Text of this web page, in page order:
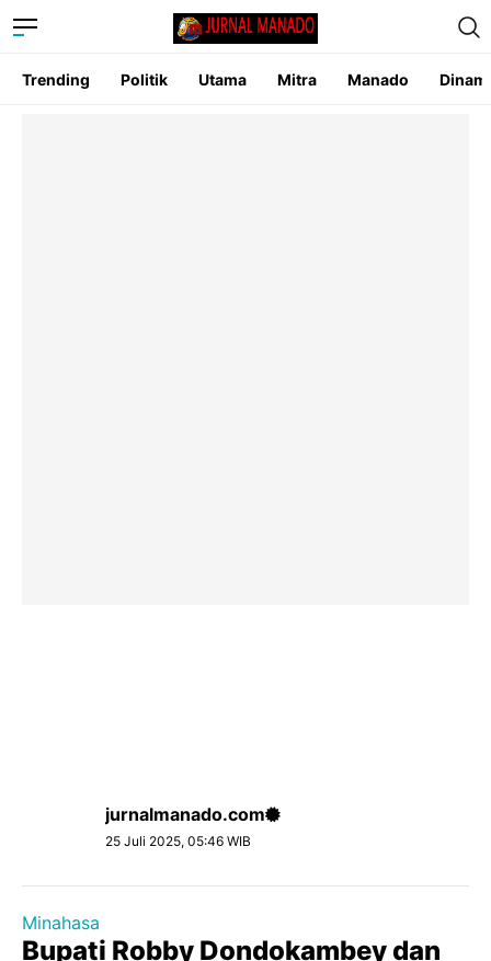
Trending Politik Utama Mitra Manado
jurnalmanado.com
25 Juli 2025, 05:46 WIB
Minahasa
Bupati Robby Dondokambey dan